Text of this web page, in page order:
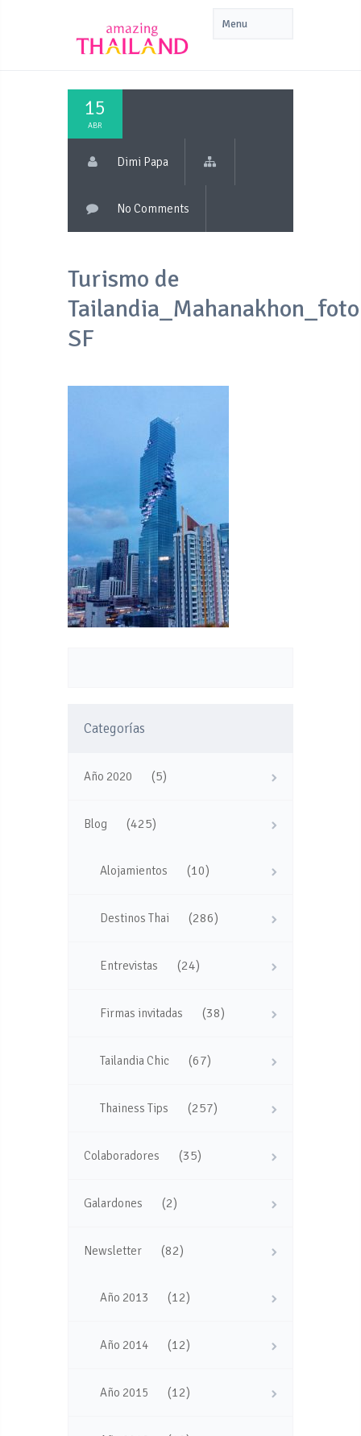
15
ABR
Dimi Papa
No Comments
Turismo de
Tailandia_Mahanakhon_foto
SF
Categorías
Año 2020 (5)
Blog (425)
Alojamientos (10)
Destinos Thai (286)
Entrevistas (24)
Firmas invitadas (38)
Tailandia Chic (67)
Thainess Tips (257)
Colaboradores (35)
Galardones (2)
Newsletter (82)
Año 2013 (12)
Año 2014 (12)
Año 2015 (12)